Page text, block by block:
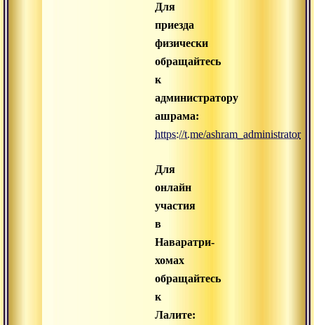
Для
приезда
физически
обращайтесь
к
администратору
ашрама:
https://t.me/ashram_administrator
Для
онлайн
участия
в
Наваратри-
хомах
обращайтесь
к
Лалите: